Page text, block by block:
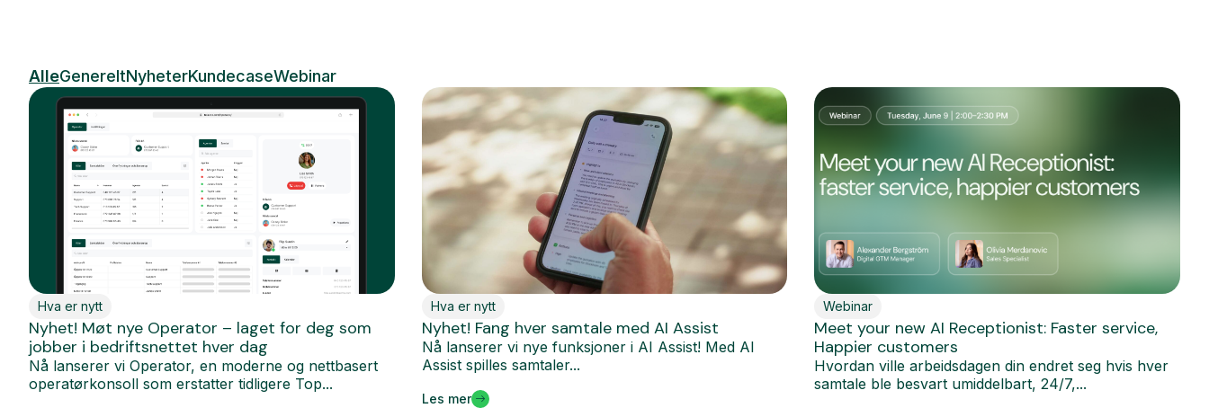
AlleGenereltNyheterKundecaseWebinar
Hva er nytt
Nyhet! Møt nye Operator – laget for deg som
jobber i bedriftsnettet hver dag
Nå lanserer vi Operator, en moderne og nettbasert
operatørkonsoll som erstatter tidligere Top...
Hva er nytt
Nyhet! Fang hver samtale med AI Assist
Nå lanserer vi nye funksjoner i AI Assist! Med AI
Assist spilles samtaler...
Les mer
Webinar
Meet your new AI Receptionist: Faster service,
Happier customers
Hvordan ville arbeidsdagen din endret seg hvis hver
samtale ble besvart umiddelbart, 24/7,...